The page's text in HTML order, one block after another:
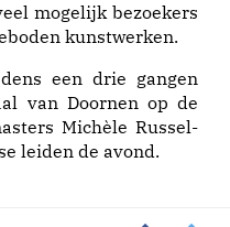
mogelijk bezoekers
kunstwerken.
een drie gangen
van Doornen op de
leiden de avond.